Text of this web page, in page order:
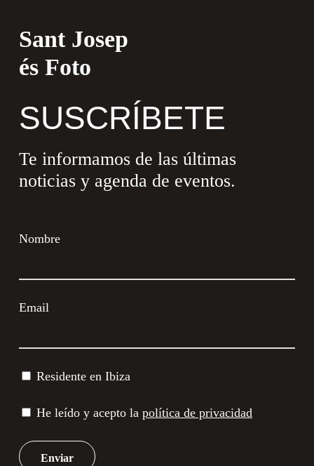
Sant Josep
és Foto
SUSCRÍBETE
Te informamos de las últimas
noticias y agenda de eventos.
Nombre
Email
Residente en Ibiza
He leído y acepto la política de privacidad